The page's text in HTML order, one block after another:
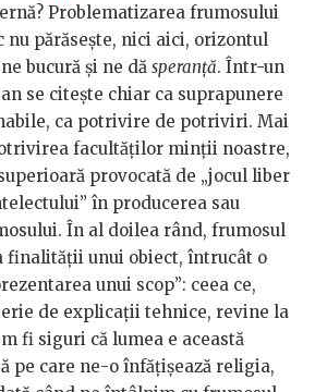
Problematizarea frumosului
părăseşte, nici aici, orizontul
bucură şi ne dă speranţă. Într-un
se citeşte chiar ca suprapunere
ca potrivire de potriviri. Mai
facultăţilor minţii noastre,
provocată de „jocul liber
în producerea sau
În al doilea rând, frumosul
finalităţii unui obiect, întrucât o
unui scop”: ceea ce,
de explicaţii tehnice, revine la
fi siguri că lumea e această
pe care ne-o înfăţişează religia,